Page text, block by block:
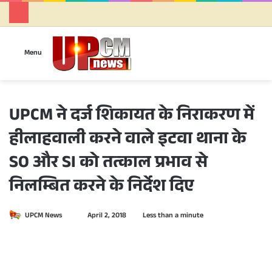
Menu
UPCM ने दर्ज शिकायत के निराकरण में
हीलाहवाली करने वाले इटवा थाना के
SO और SI को तत्काल प्रभाव से
निलम्बित करने के निर्देश दिए
UPCM News April 2, 2018 Less than a minute